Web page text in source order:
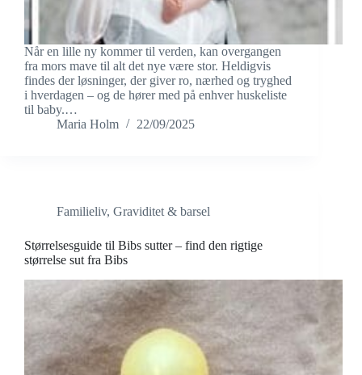
Når en lille ny kommer til verden, kan overgangen
fra mors mave til alt det nye være stor. Heldigvis
findes der løsninger, der giver ro, nærhed og tryghed
i hverdagen – og de hører med på enhver huskeliste
til baby.…
Maria Holm
22/09/2025
Familieliv, Graviditet & barsel
Størrelsesguide til Bibs sutter – find den rigtige
størrelse sut fra Bibs